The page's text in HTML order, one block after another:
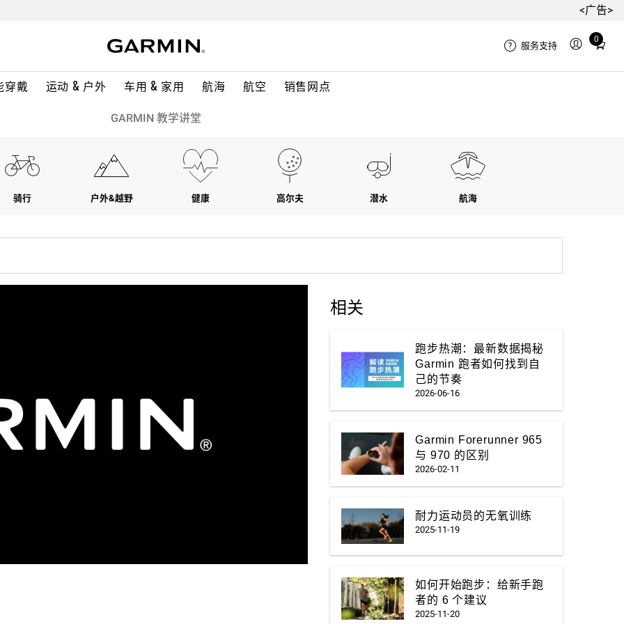
<广告>
穿戴 运动 & 户外 车用 & 家用 航海 航空 销售网点
服务支持
0
Total
in
GARMIN 教学讲堂
骑行 户外&越野 健康 高尔夫 潜水 航海
相关
跑步热潮：最新数据揭秘
Garmin 跑者如何找到自
己的节奏
2026-06-16
Garmin Forerunner 965
与 970 的区别
2026-02-11
耐力运动员的无氧训练
2025-11-19
如何开始跑步：给新手跑
者的 6 个建议
2025-11-20